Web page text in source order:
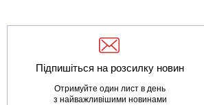
Підпишіться на розсилку новин
Отримуйте один лист в день
з найважливішими новинами